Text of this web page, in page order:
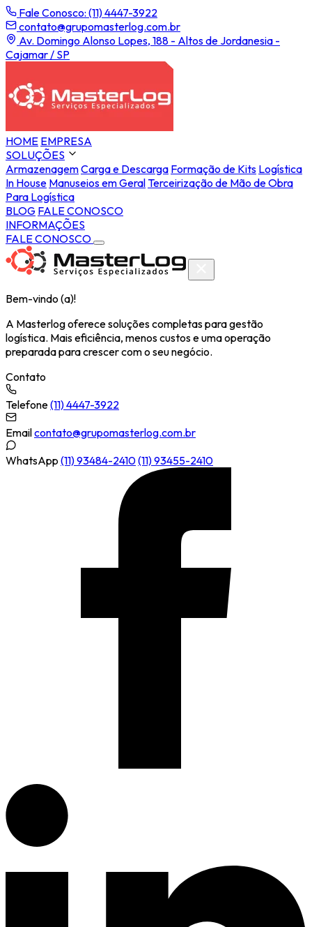
Fale Conosco: (11) 4447-3922
contato@grupomasterlog.com.br
Av. Domingo Alonso Lopes, 188 - Altos de Jordanesia -
Cajamar / SP
HOME EMPRESA
SOLUÇÕES
ArmazenagemCarga e Descarga Formação de Kits Logística
In House Manuseios em GeralTerceirização de Mão de Obra
Para Logística
BLOG FALE CONOSCO
INFORMAÇÕES
FALE CONOSCO
Bem-vindo (a)!
A Masterlog oferece soluções completas para gestão
logística. Mais eficiência, menos custos e uma operação
preparada para crescer com o seu negócio.
Contato
Telefone(11) 4447-3922
Emailcontato@grupomasterlog.com.br
WhatsApp (11) 93484-2410(11) 93455-2410